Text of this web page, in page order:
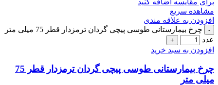
برای مقایسه اضافه کنید
مشاهده سریع
افزودن به علاقه مندی
چرخ بیمارستانی طوسی پیچی گردان ترمزدار قطر 75 میلی متر
عدد
افزودن به سبد خرید
چرخ بیمارستانی طوسی پیچی گردان ترمزدار قطر 75
میلی متر